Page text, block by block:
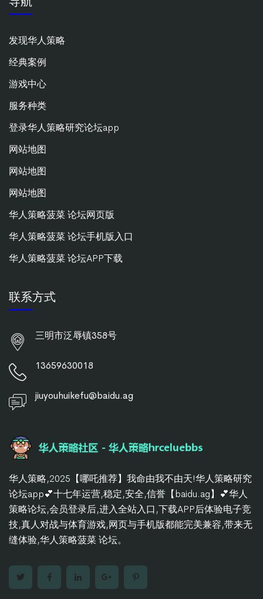
发现华人策略
经典案例
游戏中心
服务种类
登录华人策略研究论坛app
网站地图
网站地图
网站地图
华人策略菠菜 论坛网页版
华人策略菠菜 论坛手机版入口
华人策略菠菜 论坛APP下载
联系方式
三明市泛辱镇358号
13659630018
jiuyouhuikefu@baidu.ag
华人策略,2025【哪吒推荐】我命由我不由天!华人策略研究
论坛app💕十七年运营,稳定,安全,信誉【baidu.ag】💕华人
策略论坛,会员登录后,进入全站入口,下载APP后体验电子竞
技,真人对战与体育游戏,网页与手机版都能完美兼容,带来无
缝体验,华人策略菠菜 论坛。